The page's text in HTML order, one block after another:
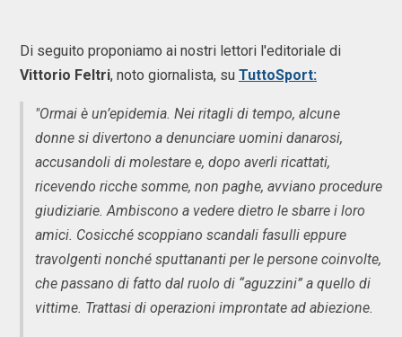
Di seguito proponiamo ai nostri lettori l'editoriale di
Vittorio Feltri, noto giornalista, su TuttoSport:
"Ormai è un’epidemia. Nei ritagli di tempo, alcune
donne si divertono a denunciare uomini danarosi,
accusandoli di molestare e, dopo averli ricattati,
ricevendo ricche somme, non paghe, avviano procedure
giudiziarie. Ambiscono a vedere dietro le sbarre i loro
amici. Cosicché scoppiano scandali fasulli eppure
travolgenti nonché sputtananti per le persone coinvolte,
che passano di fatto dal ruolo di “aguzzini” a quello di
vittime. Trattasi di operazioni improntate ad abiezione.